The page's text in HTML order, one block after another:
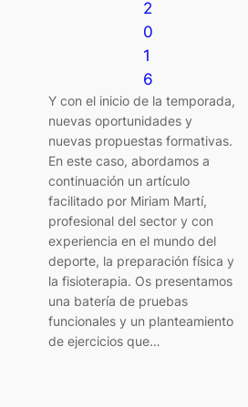
2
0
1
6
Y con el inicio de la temporada,
nuevas oportunidades y
nuevas propuestas formativas.
En este caso, abordamos a
continuación un artículo
facilitado por Miriam Martí,
profesional del sector y con
experiencia en el mundo del
deporte, la preparación física y
la fisioterapia. Os presentamos
una batería de pruebas
funcionales y un planteamiento
de ejercicios que…